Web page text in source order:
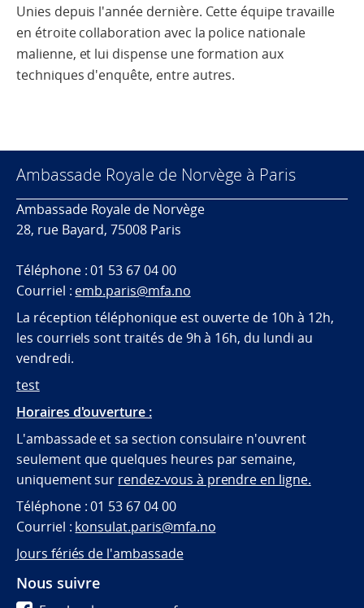
Unies depuis l'année dernière. Cette équipe travaille
en étroite collaboration avec la police nationale
malienne, et lui dispense une formation aux
techniques d'enquête, entre autres.
Ambassade Royale de Norvège à Paris
Ambassade Royale de Norvège
28, rue Bayard, 75008 Paris
Téléphone : 01 53 67 04 00
Courriel : emb.paris@mfa.no
La réception téléphonique est ouverte de 10h à 12h,
les courriels sont traités de 9h à 16h, du lundi au
vendredi.
test
Horaires d'ouverture :
L'ambassade et sa section consulaire n'ouvrent
seulement que quelques heures par semaine,
uniquement sur rendez-vous à prendre en ligne.
Téléphone : 01 53 67 04 00
Courriel : konsulat.paris@mfa.no
Jours fériés de l'ambassade
Nous suivre